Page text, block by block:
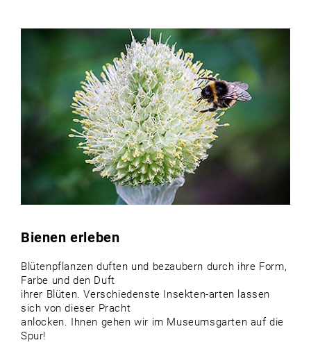
Bienen erleben
Blütenpflanzen duften und bezaubern durch ihre Form,
Farbe und den Duft
ihrer Blüten. Verschiedenste Insekten-arten lassen
sich von dieser Pracht
anlocken. Ihnen gehen wir im Museums­garten auf die
Spur!